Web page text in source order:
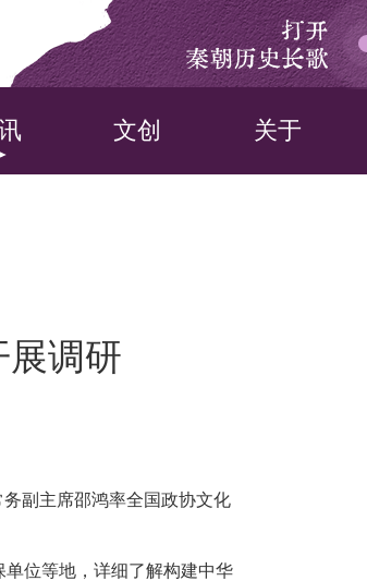
打开
秦朝历史长歌
文创 关于
展调研
副主席邵鸿率全国政协文化
位等地，详细了解构建中华